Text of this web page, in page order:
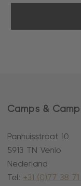
Camps &
Panhuisstraat 10
5913 TN Venlo
Nederland
Tel: +31 (0)77 38